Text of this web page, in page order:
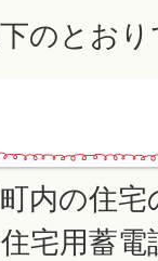
のとお
内の住
宅用蓄